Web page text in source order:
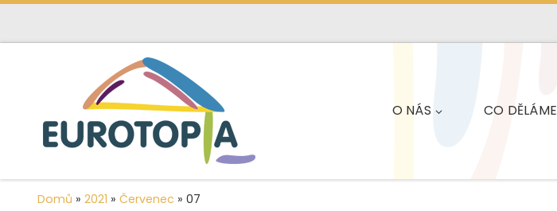
content
O NÁS CO DĚLÁME
Domů » 2021 » Červenec » 07